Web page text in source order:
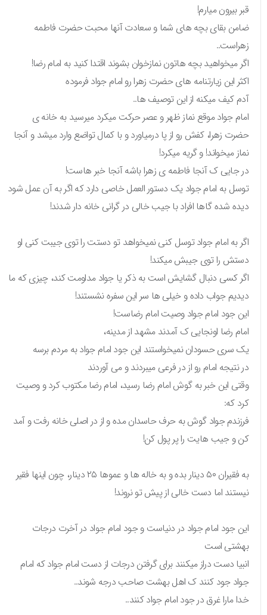
قبر بیرون میارم!
ضامن بقای بچه های شما و سعادت آنها محبت حضرت فاطمه
زهراست..
اگر میخواهید بچه هاتون نمازخوان بشوند اقتدا کنید به امام رضا!
اکثر این زیارتنامه های حضرت زهرا رو امام جواد فرموده
آدم کیف میکنه از این توصیف ها..
امام جواد موقع نماز ظهر و عصر حرکت میکرد میرسید به خانه ی
حضرت زهرا، کفش رو از پا درمیاورد و با کمال تواضع وارد میشد و آنجا
نماز میخواند! و گریه میکرد!
در جایی ک آنجا فاطمه ی زهرا باشه آنجا خبر هاست!
توسل به امام جواد یک دستور العمل خاصی دارد که اگر به آن عمل شود
دیده شده گاها افراد با جیب خالی در گرانی خانه دار شدند!
اگر به امام جواد توسل کنی نمیخواهد تو دستت را توی جیبت کنی او
دستش را توی جیبش میکند!
اگر کسی دنبال گشایش است به ذکر یا جواد مداومت کند، چیزی که ما
دیدیم جواب داده و خیلی ها سر این سفره نشستند!
این جود امام جواد وصیت امام رضاست!
امام رضا اونجایی ک آمدند مشهد از مدینه،
یک سری حسودان نمیخواستند این جود امام جواد به مردم برسه
در نتیجه امام رو از در فرعی میبردند و می آوردند
وقتی این خبر به گوش امام رضا رسید، امام رضا مکتوب کرد و وصیت
کرد که:
فرزندم جواد گوش به حرف حاسدان مده و از در اصلی خانه رفت و آمد
کن و جیب هایت را پر پول کن!
به فقیران ۵۰ دینار بده و به خاله ها و عموها ۲۵ دینار، چون اینها فقیر
نیستند اما دست خالی از پیش تو نروند!
این جود امام جواد در دنیاست و جود امام جواد در آخرت درجات
بهشتی است
انبیا دست دراز میکنند برای گرفتن درجات از دست امام جواد که امام
جواد جود کنند ک اهل بهشت صاحب درجه شوند..
خدا مارا غرق در جود امام جواد کنند..